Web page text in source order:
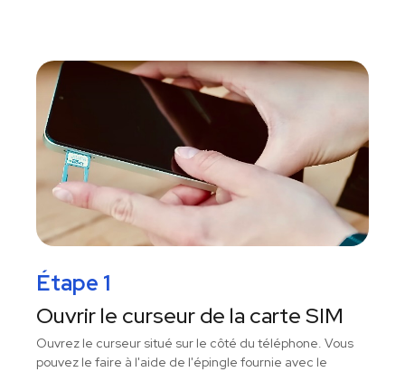
Étape 1
Ouvrir le curseur de la carte SIM
Ouvrez le curseur situé sur le côté du téléphone. Vous
pouvez le faire à l'aide de l'épingle fournie avec le